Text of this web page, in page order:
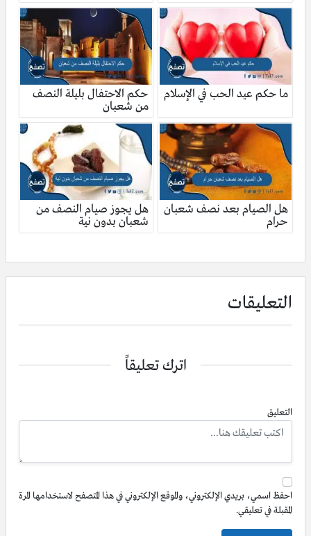
ما حكم عيد الحب في الإسلام
حكم الاحتفال بليلة النصف
من شعبان
هل الصيام بعد نصف شعبان
حرام
هل يجوز صيام النصف من
شعبان بدون نية
التعليقات
اترك تعليقاً
التعليق
احفظ اسمي، بريدي الإلكتروني، والموقع الإلكتروني في هذا المتصفح لاستخدامها المرة
المقبلة في تعليقي.